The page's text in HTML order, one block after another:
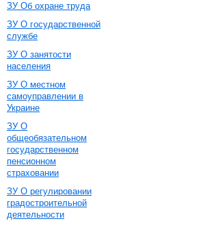
ЗУ Об охране труда
ЗУ О государственной
службе
ЗУ О занятости
населения
ЗУ О местном
самоуправлении в
Украине
ЗУ О
общеобязательном
государственном
пенсионном
страховании
ЗУ О регулировании
градостроительной
деятельности